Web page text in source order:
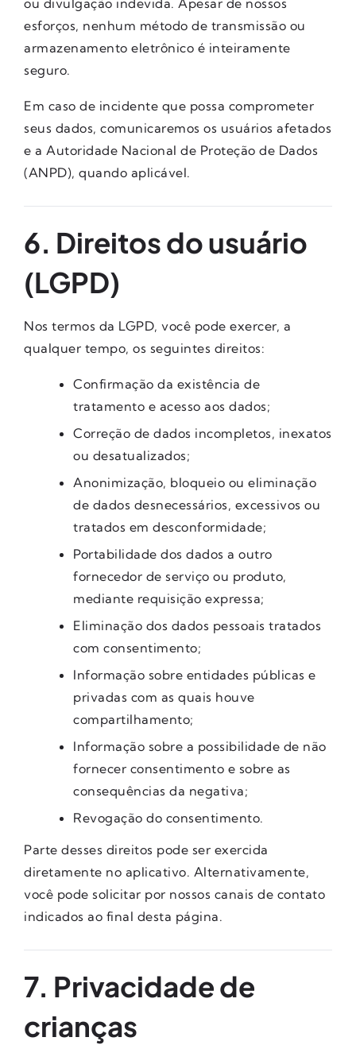
ou divulgação indevida. Apesar de nossos
esforços, nenhum método de transmissão ou
armazenamento eletrônico é inteiramente
seguro.
Em caso de incidente que possa comprometer
seus dados, comunicaremos os usuários afetados
e a Autoridade Nacional de Proteção de Dados
(ANPD), quando aplicável.
6. Direitos do usuário
(LGPD)
Nos termos da LGPD, você pode exercer, a
qualquer tempo, os seguintes direitos:
Confirmação da existência de
tratamento e acesso aos dados;
Correção de dados incompletos, inexatos
ou desatualizados;
Anonimização, bloqueio ou eliminação
de dados desnecessários, excessivos ou
tratados em desconformidade;
Portabilidade dos dados a outro
fornecedor de serviço ou produto,
mediante requisição expressa;
Eliminação dos dados pessoais tratados
com consentimento;
Informação sobre entidades públicas e
privadas com as quais houve
compartilhamento;
Informação sobre a possibilidade de não
fornecer consentimento e sobre as
consequências da negativa;
Revogação do consentimento.
Parte desses direitos pode ser exercida
diretamente no aplicativo. Alternativamente,
você pode solicitar por nossos canais de contato
indicados ao final desta página.
7. Privacidade de
crianças